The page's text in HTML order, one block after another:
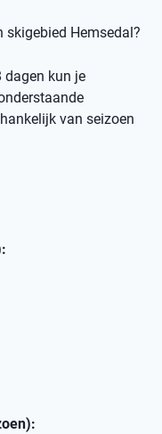
skigebied Hemsedal ?
dagen kun je
van seizoen